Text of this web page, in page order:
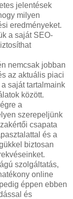
jelentések
milyen
eredményeket.
a saját SEO-
nemcsak jobban
az aktuális piaci
saját tartalmaink
között.
a
szerepeljünk
csapata
és a
biztosan
szolgáltatás,
online
éppen ebben
és